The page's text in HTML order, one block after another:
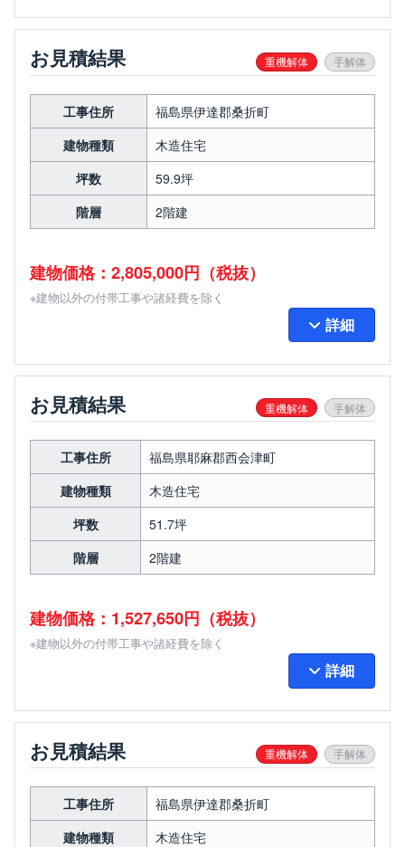
お見積結果 重機解体 手解体
工事住所
福島県伊達郡桑折町
建物種類
木造住宅
坪数
59.9坪
階層
2階建
建物価格：2,805,000円（税抜）
※建物以外の付帯工事や諸経費を除く
詳細
お見積結果 重機解体 手解体
工事住所
福島県耶麻郡西会津町
建物種類
木造住宅
坪数
51.7坪
階層
2階建
建物価格：1,527,650円（税抜）
※建物以外の付帯工事や諸経費を除く
詳細
お見積結果 重機解体 手解体
工事住所
福島県伊達郡桑折町
建物種類
木造住宅